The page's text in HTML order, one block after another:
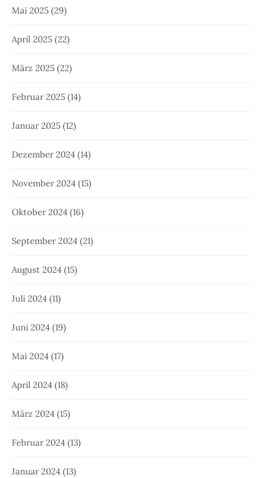
Mai 2025 (29)
April 2025 (22)
März 2025 (22)
Februar 2025 (14)
Januar 2025 (12)
Dezember 2024 (14)
November 2024 (15)
Oktober 2024 (16)
September 2024 (21)
August 2024 (15)
Juli 2024 (11)
Juni 2024 (19)
Mai 2024 (17)
April 2024 (18)
März 2024 (15)
Februar 2024 (13)
Januar 2024 (13)